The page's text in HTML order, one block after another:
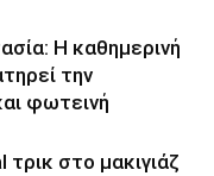
Η καθημερινή
την
φωτεινή
στο μακιγιάζ